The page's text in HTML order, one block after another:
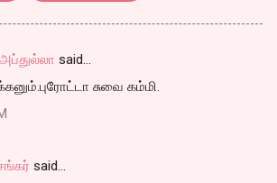
said…
சுவை கம்மி.
said…